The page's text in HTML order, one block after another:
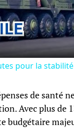
pour la
de santé
Avec plus de
budgétaire